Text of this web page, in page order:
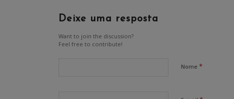
Deixe uma resposta
Want to join the discussion?
Feel free to contribute!
Nome*